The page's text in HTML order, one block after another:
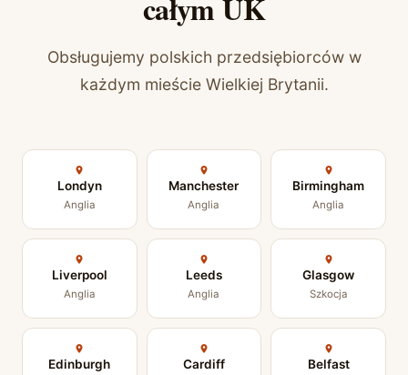
Obsługujemy polskich przedsiębiorców w
każdym mieście Wielkiej Brytanii.
Londyn
Anglia
Manchester
Anglia
Birmingham
Anglia
Liverpool
Anglia
Leeds
Anglia
Glasgow
Szkocja
Edinburgh Cardiff Belfast